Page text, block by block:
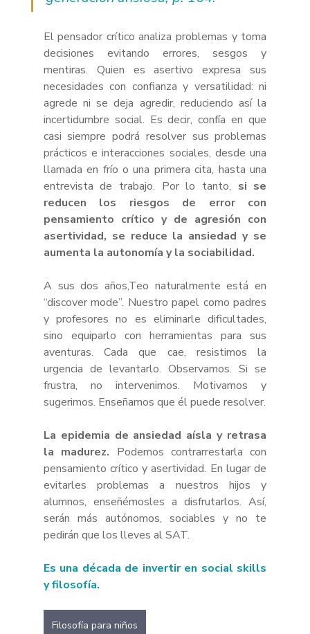
El pensador crítico analiza problemas y toma
decisiones evitando errores, sesgos y
mentiras. Quien es asertivo expresa sus
necesidades con confianza y versatilidad: ni
agrede ni se deja agredir, reduciendo así la
incertidumbre social. Es decir, confía en que
casi siempre podrá resolver sus problemas
prácticos e interacciones sociales, desde una
llamada en frío o una primera cita, hasta una
entrevista de trabajo. Por lo tanto, si se
reducen los riesgos de error con
pensamiento crítico y de agresión con
asertividad, se reduce la ansiedad y se
aumenta la autonomía y la sociabilidad.
A sus dos años,Teo naturalmente está en
“discover mode”. Nuestro papel como padres
y profesores no es eliminarle dificultades,
sino equiparlo con herramientas para sus
aventuras. Cada que cae, resistimos la
urgencia de levantarlo. Observamos. Si se
frustra, no intervenimos. Motivamos y
sugerimos. Enseñamos que él puede resolver.
La epidemia de ansiedad aísla y retrasa
la madurez. Podemos contrarrestarla con
pensamiento crítico y asertividad. En lugar de
evitarles problemas a nuestros hijos y
alumnos, enseñémosles a disfrutarlos. Así,
serán más autónomos, sociables y no te
pedirán que los lleves al SAT.
Es una década de invertir en social skills
y filosofía.
Filosofía para niños